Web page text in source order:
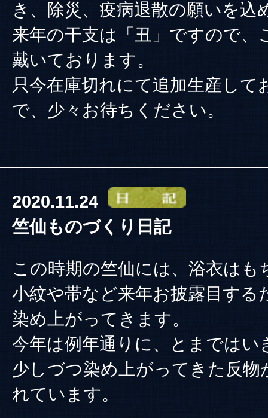
き、除災、疫病退散の願いを込
来年の干支は「丑」ですので、
戴いております。
只今在庫切れにて追加生産して
で、少々お待ちください。
2020.11.24
竺仙ものづくり日記
この時期の竺仙には、浴衣はも
小紋や帯など来年お披露目する
染め上がってきます。
今年は例年通りに、とまではい
少しづつ染め上がってきた反物
れています。